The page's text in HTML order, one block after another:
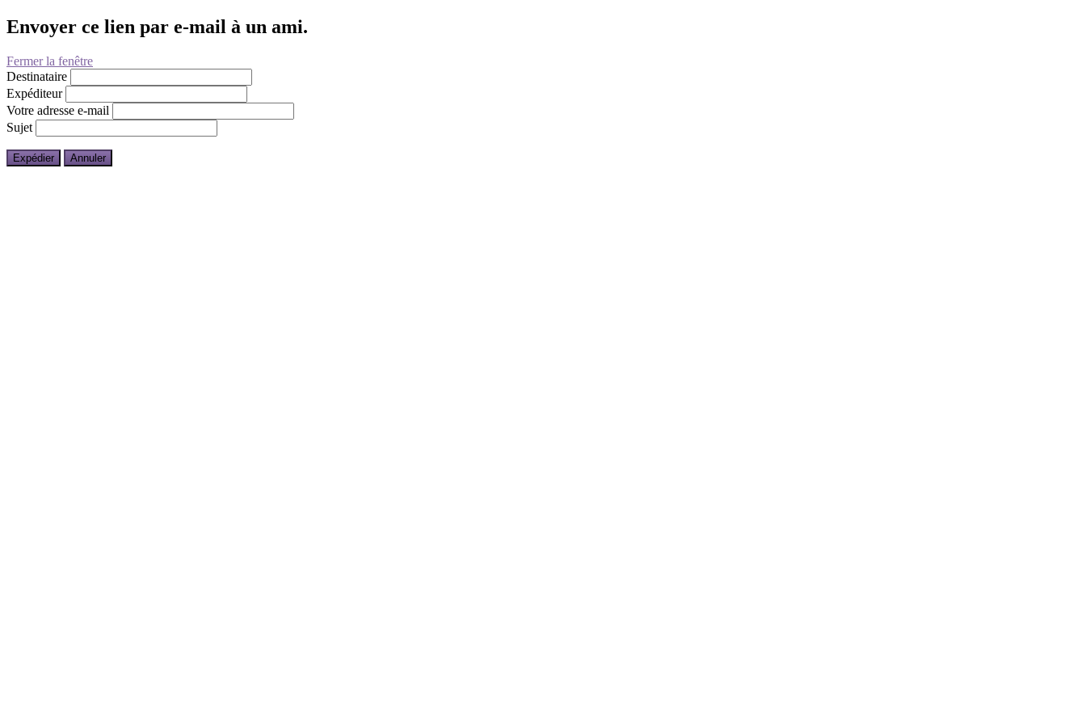
Envoyer ce lien par e-mail à un ami.
Fermer la fenêtre
Destinataire
Expéditeur
Votre adresse e-mail
Sujet
Expédier Annuler